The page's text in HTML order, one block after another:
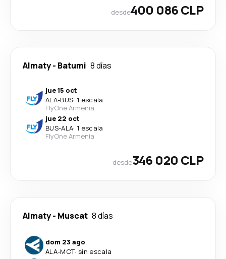
desde400 086 CLP
Almaty- Batumi 8 días
jue 15 oct
ALA-BUS· 1 escala
FlyOne Armenia
jue 22 oct
BUS-ALA· 1 escala
FlyOne Armenia
desde346 020 CLP
Almaty- Muscat 8 días
dom 23 ago
ALA-MCT· sin escala